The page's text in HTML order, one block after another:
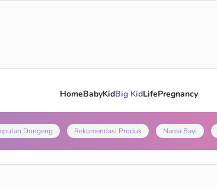
HomeBabyKidBig KidLifePregnancy
Dongeng Rekomendasi Produk Nama Bayi